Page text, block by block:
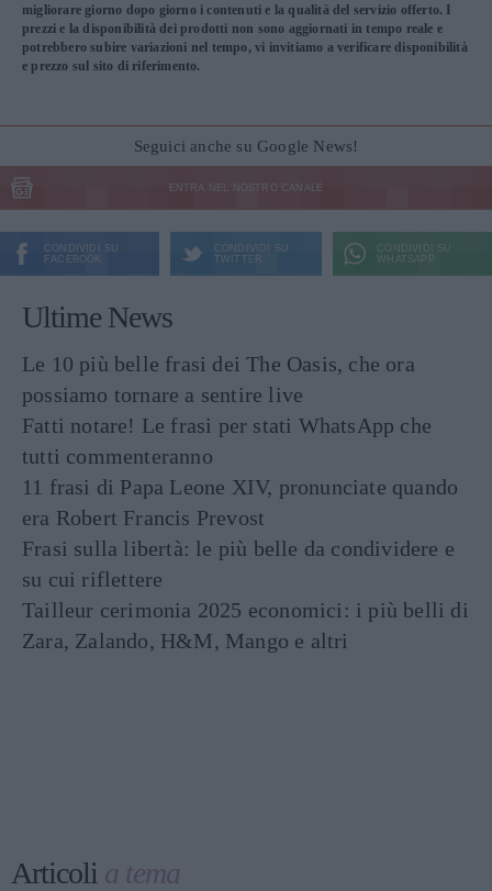
migliorare giorno dopo giorno i contenuti e la qualità del servizio offerto. I
prezzi e la disponibilità dei prodotti non sono aggiornati in tempo reale e
potrebbero subire variazioni nel tempo, vi invitiamo a verificare disponibilità
e prezzo sul sito di riferimento.
Seguici anche su Google News!
ENTRA NEL NOSTRO CANALE
CONDIVIDI SU
FACEBOOK
CONDIVIDI SU
TWITTER
CONDIVIDI SU
WHATSAPP
Ultime News
Le 10 più belle frasi dei The Oasis, che ora
possiamo tornare a sentire live
Fatti notare! Le frasi per stati WhatsApp che
tutti commenteranno
11 frasi di Papa Leone XIV, pronunciate quando
era Robert Francis Prevost
Frasi sulla libertà: le più belle da condividere e
su cui riflettere
Tailleur cerimonia 2025 economici: i più belli di
Zara, Zalando, H&M, Mango e altri
Articoli a tema